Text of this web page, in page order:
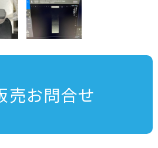
売お問合せ